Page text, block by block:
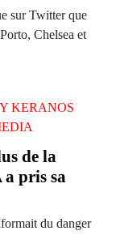
sur Twitter que
Chelsea et
KERANOS
de la
a pris sa
du danger